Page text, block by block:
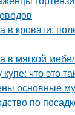
в кровати:
в мягкой
что это
основные
по